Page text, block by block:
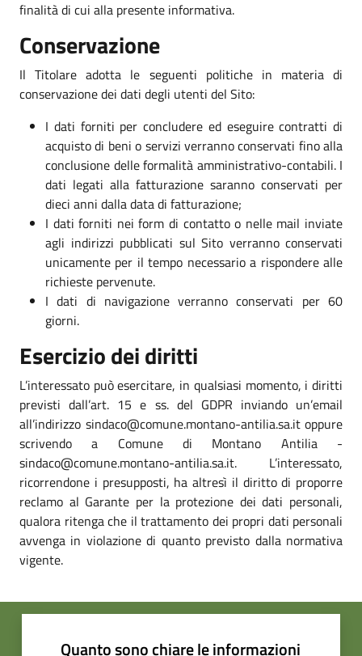
finalità di cui alla presente informativa.
Conservazione
Il Titolare adotta le seguenti politiche in materia di
conservazione dei dati degli utenti del Sito:
I dati forniti per concludere ed eseguire contratti di
acquisto di beni o servizi verranno conservati fino alla
conclusione delle formalità amministrativo-contabili. I
dati legati alla fatturazione saranno conservati per
dieci anni dalla data di fatturazione;
I dati forniti nei form di contatto o nelle mail inviate
agli indirizzi pubblicati sul Sito verranno conservati
unicamente per il tempo necessario a rispondere alle
richieste pervenute.
I dati di navigazione verranno conservati per 60
giorni.
Esercizio dei diritti
L’interessato può esercitare, in qualsiasi momento, i diritti
previsti dall’art. 15 e ss. del GDPR inviando un’email
all’indirizzo sindaco@comune.montano-antilia.sa.it oppure
scrivendo a Comune di Montano Antilia -
sindaco@comune.montano-antilia.sa.it. L’interessato,
ricorrendone i presupposti, ha altresì il diritto di proporre
reclamo al Garante per la protezione dei dati personali,
qualora ritenga che il trattamento dei propri dati personali
avvenga in violazione di quanto previsto dalla normativa
vigente.
Quanto sono chiare le informazioni